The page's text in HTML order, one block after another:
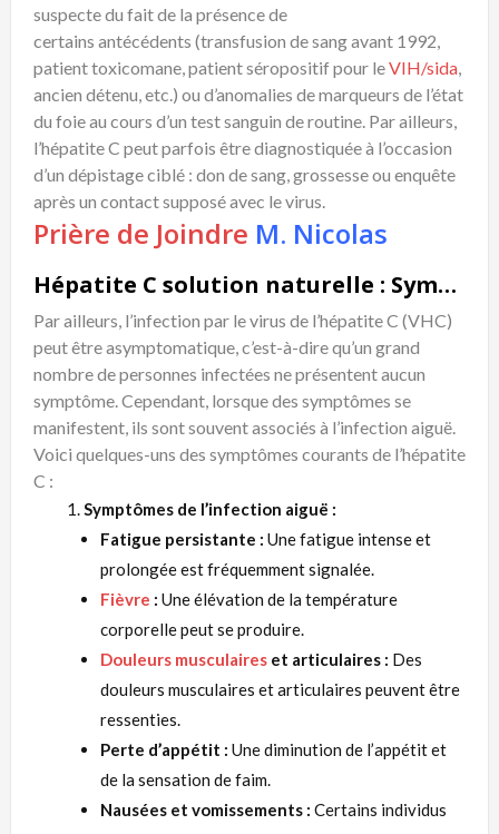
suspecte du fait de la présence de
certains antécédents (transfusion de sang avant 1992,
patient toxicomane, patient séropositif pour leVIH/sida,
ancien détenu, etc.) ou d’anomalies de marqueurs de l’état
du foie au cours d’un test sanguin de routine. Par ailleurs,
l’hépatiteC peut parfois être diagnostiquée à l’occasion
d’un dépistage ciblé : don de sang, grossesse ou enquête
après un contact supposé avec levirus.
Prière de Joindre M. Nicolas
Hépatite C solution naturelle : Symptômes
Par ailleurs, l’infection par le virus de l’hépatite C (VHC)
peut être asymptomatique, c’est-à-dire qu’un grand
nombre de personnes infectées ne présentent aucun
symptôme. Cependant, lorsque des symptômes se
manifestent, ils sont souvent associés à l’infection aiguë.
Voici quelques-uns des symptômes courants de l’hépatite
C :
Symptômes de l’infection aiguë :
Fatigue persistante : Une fatigue intense et
prolongée est fréquemment signalée.
Fièvre : Une élévation de la température
corporelle peut se produire.
Douleurs musculaires et articulaires : Des
douleurs musculaires et articulaires peuvent être
ressenties.
Perte d’appétit : Une diminution de l’appétit et
de la sensation de faim.
Nausées et vomissements : Certains individus